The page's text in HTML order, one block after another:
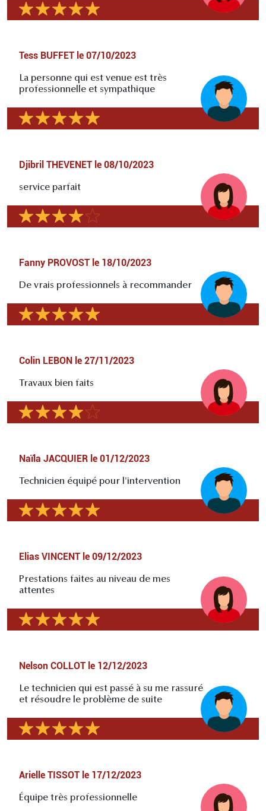
Tess BUFFET le 07/10/2023
La personne qui est venue est très
professionnelle et sympathique
Djibril THEVENET le 08/10/2023
service parfait
Fanny PROVOST le 18/10/2023
De vrais professionnels à recommander
Colin LEBON le 27/11/2023
Travaux bien faits
Naïla JACQUIER le 01/12/2023
Technicien équipé pour l'intervention
Elias VINCENT le 09/12/2023
Prestations faites au niveau de mes
attentes
Nelson COLLOT le 12/12/2023
Le technicien qui est passé à su me rassuré
et résoudre le problème de suite
Arielle TISSOT le 17/12/2023
Équipe très professionnelle